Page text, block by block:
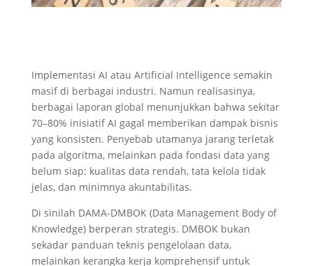
Implementasi AI atau Artificial Intelligence semakin
masif di berbagai industri. Namun realisasinya,
berbagai laporan global menunjukkan bahwa sekitar
70–80% inisiatif AI gagal memberikan dampak bisnis
yang konsisten. Penyebab utamanya jarang terletak
pada algoritma, melainkan pada fondasi data yang
belum siap: kualitas data rendah, tata kelola tidak
jelas, dan minimnya akuntabilitas.
Di sinilah DAMA-DMBOK (Data Management Body of
Knowledge) berperan strategis. DMBOK bukan
sekadar panduan teknis pengelolaan data,
melainkan kerangka kerja komprehensif untuk